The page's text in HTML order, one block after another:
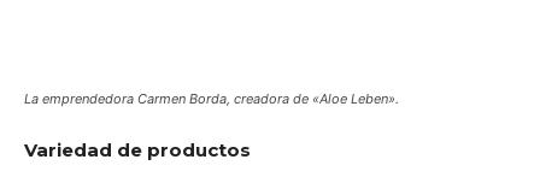
La emprendedora Carmen Borda, creadora de «Aloe Leben».
Variedad de productos